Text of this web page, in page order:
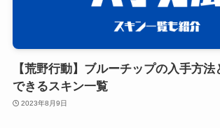
【荒野行動】ブルーチップの入手方
できるスキン一覧
2023年8月9日